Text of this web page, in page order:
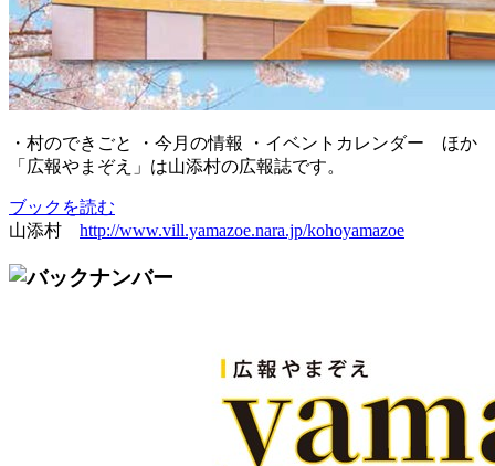
・村のできごと ・今月の情報 ・イベントカレンダー ほか
「広報やまぞえ」は山添村の広報誌です。
ブックを読む
山添村 http://www.vill.yamazoe.nara.jp/kohoyamazoe